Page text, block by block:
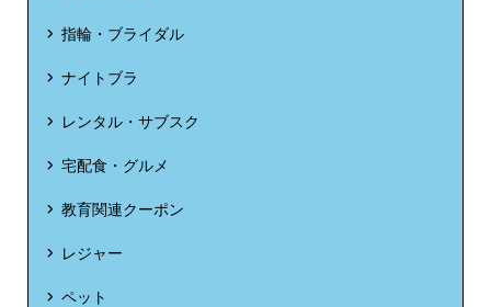
指輪・ブライダル
ナイトブラ
レンタル・サブスク
宅配食・グルメ
教育関連クーポン
レジャー
ペット